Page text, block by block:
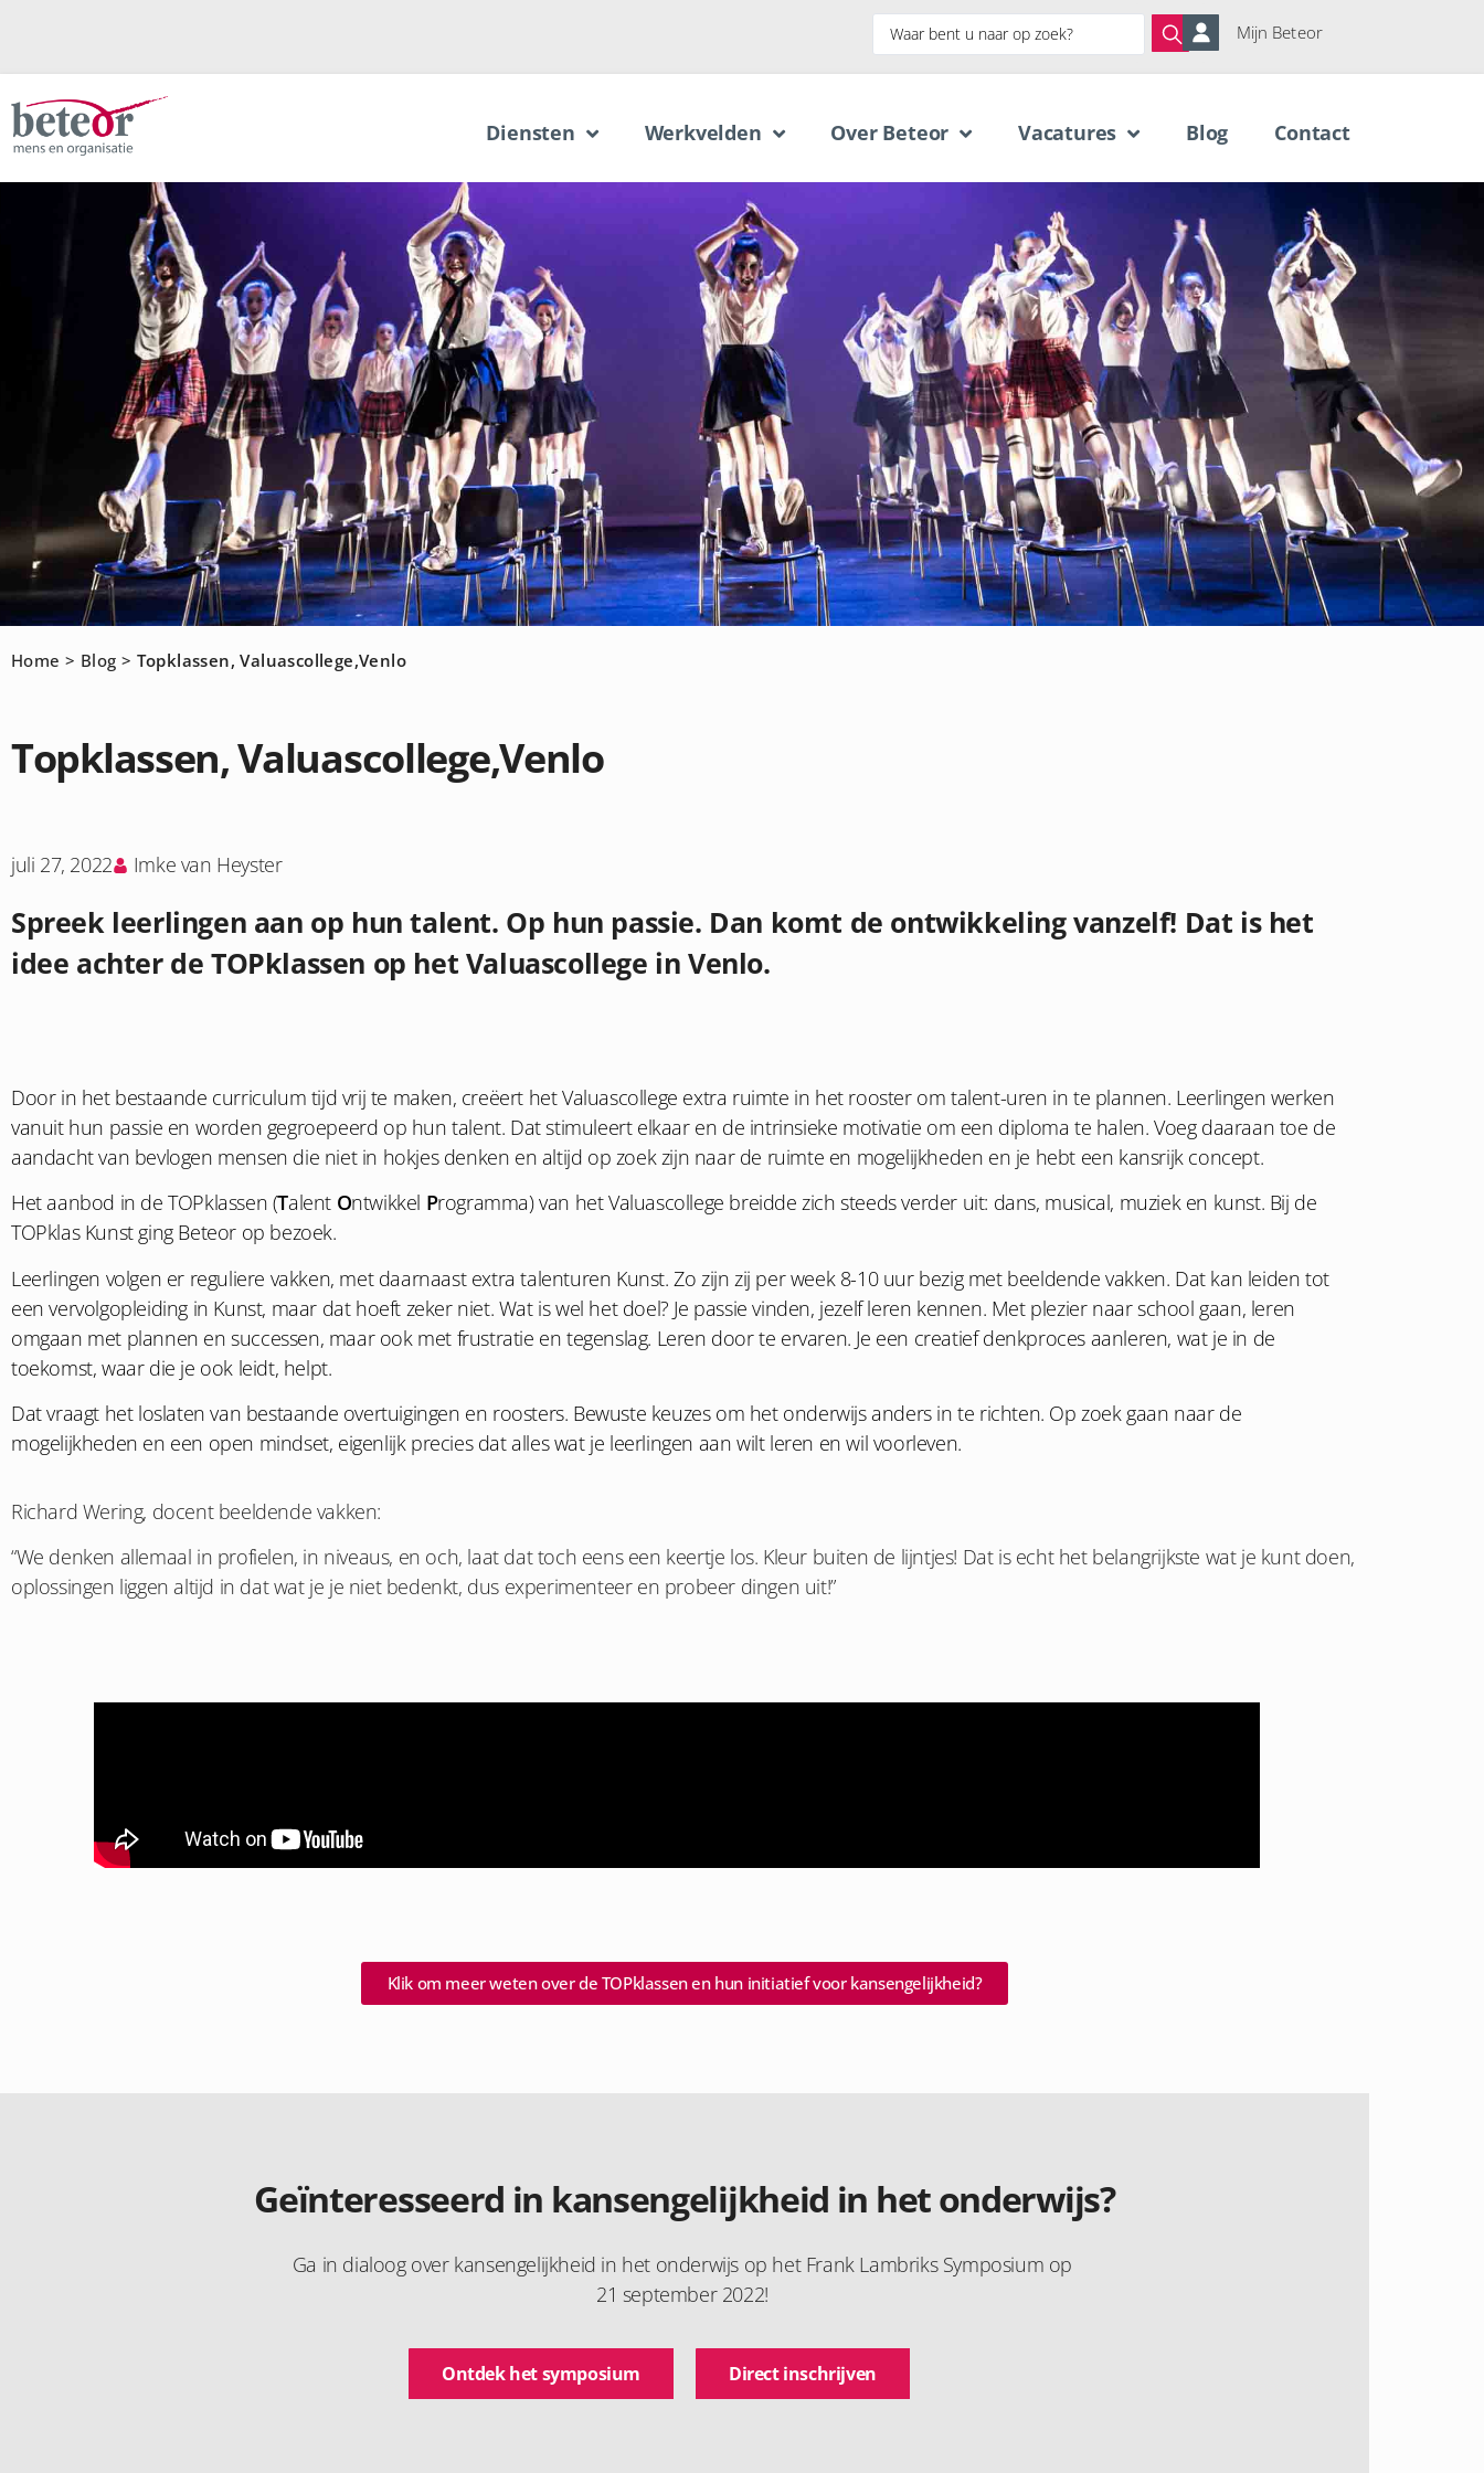
Mijn Beteor
Diensten Werkvelden Over Beteor Vacatures Blog Contact
Home > Blog > Topklassen, Valuascollege,Venlo
Topklassen, Valuascollege,Venlo
juli 27, 2022 Imke van Heyster
Spreek leerlingen aan op hun talent. Op hun passie. Dan komt de ontwikkeling vanzelf! Dat is het
idee achter de TOPklassen op het Valuascollege in Venlo.
Door in het bestaande curriculum tijd vrij te maken, creëert het Valuascollege extra ruimte in het rooster om talent-uren in te plannen. Leerlingen werken
vanuit hun passie en worden gegroepeerd op hun talent. Dat stimuleert elkaar en de intrinsieke motivatie om een diploma te halen. Voeg daaraan toe de
aandacht van bevlogen mensen die niet in hokjes denken en altijd op zoek zijn naar de ruimte en mogelijkheden en je hebt een kansrijk concept.
Het aanbod in de TOPklassen (Talent Ontwikkel Programma) van het Valuascollege breidde zich steeds verder uit: dans, musical, muziek en kunst. Bij de
TOPklas Kunst ging Beteor op bezoek.
Leerlingen volgen er reguliere vakken, met daarnaast extra talenturen Kunst. Zo zijn zij per week 8-10 uur bezig met beeldende vakken. Dat kan leiden tot
een vervolgopleiding in Kunst, maar dat hoeft zeker niet. Wat is wel het doel? Je passie vinden, jezelf leren kennen. Met plezier naar school gaan, leren
omgaan met plannen en successen, maar ook met frustratie en tegenslag. Leren door te ervaren. Je een creatief denkproces aanleren, wat je in de
toekomst, waar die je ook leidt, helpt.
Dat vraagt het loslaten van bestaande overtuigingen en roosters. Bewuste keuzes om het onderwijs anders in te richten. Op zoek gaan naar de
mogelijkheden en een open mindset, eigenlijk precies dat alles wat je leerlingen aan wilt leren en wil voorleven.
Richard Wering, docent beeldende vakken:
“We denken allemaal in profielen, in niveaus, en och, laat dat toch eens een keertje los. Kleur buiten de lijntjes! Dat is echt het belangrijkste wat je kunt doen,
oplossingen liggen altijd in dat wat je je niet bedenkt, dus experimenteer en probeer dingen uit!”
Klik om meer weten over de TOPklassen en hun initiatief voor kansengelijkheid?
Geïnteresseerd in kansengelijkheid in het onderwijs?
Ga in dialoog over kansengelijkheid in het onderwijs op het Frank Lambriks Symposium op
21 september 2022!
Ontdek het symposium Direct inschrijven